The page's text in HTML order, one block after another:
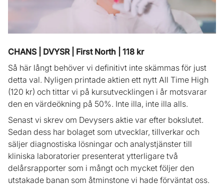
CHANS | DVYSR | First North | 118 kr
Så här långt behöver vi definitivt inte skämmas för just
detta val. Nyligen printade aktien ett nytt All Time High
(120 kr) och tittar vi på kursutvecklingen i år motsvarar
den en värdeökning på 50%. Inte illa, inte illa alls.
Senast vi skrev om Devysers aktie var efter bokslutet.
Sedan dess har bolaget som utvecklar, tillverkar och
säljer diagnostiska lösningar och analystjänster till
kliniska laboratorier presenterat ytterligare två
delårsrapporter som i mångt och mycket följer den
utstakade banan som åtminstone vi hade förväntat oss.